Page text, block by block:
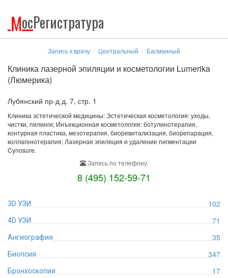
МосРегистратура
Запись к врачу Центральный Басманный
Клиника лазерной эпиляции и косметологии Lumerika
(Люмерика)
Лубянский пр-д д. 7, стр. 1
Клиника эстетической медицины: Эстетическая косметология: уходы,
чистки, пилинги; Инъекционная косметология: ботулинотерапия,
контурная пластика, мезотерапия, биоревитализация, биорепарация,
коллагенотерапия; Лазерная эпиляция и удаление пигментации
Cynosure.
Запись по телефону:
8 (495) 152-59-71
3D УЗИ 102
4D УЗИ 71
Ангиография 35
Биопсия 347
Бронхоскопия 17